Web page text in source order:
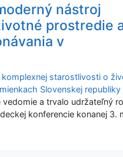
nástroj
prostredie
v
starostlivosti o
Slovenskej republiky
vedomie a trvalo udržateľný
konferencie konanej 3.